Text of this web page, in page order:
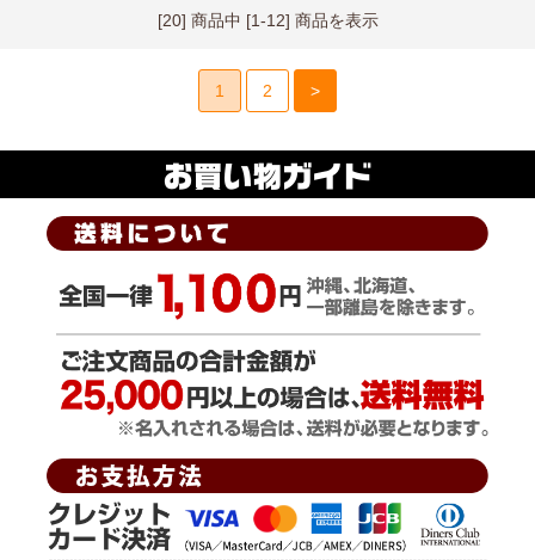
[20] 商品中 [1-12] 商品を表示
1 2 >